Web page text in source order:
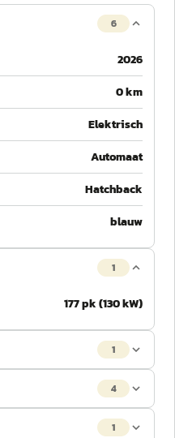
6
2026
0 km
Elektrisch
Automaat
Hatchback
blauw
1
177 pk (130 kW)
1
4
1